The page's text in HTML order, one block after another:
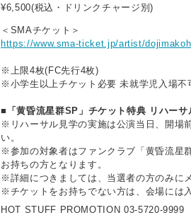
¥6,500(税込・ドリンクチャージ別)
＜SMAチケット＞
https://www.sma-ticket.jp/artist/
※上限4枚(FC先行4枚)
※小学生以上チケット必要 未就学児入場不
■「黄昏流星群SP」チケット特典 リハー
※リハーサル見学の実施は公演当日、開場
い。
※参加の対象者はファンクラブ「黄昏流星
お持ちの方となります。
※詳細につきましては、当選者の方のみに
※チケットをお持ちでない方は、会場には
HOT STUFF PROMOTION 03-5720-9999